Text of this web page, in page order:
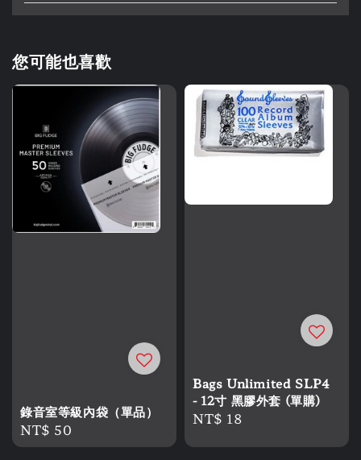
您可能也喜歡
錄音室等級內袋（單品）
Regular
price
NT$ 50
Bags Unlimited SLP4
- 12寸 黑膠外套 (單購)
Regular
NT$ 18